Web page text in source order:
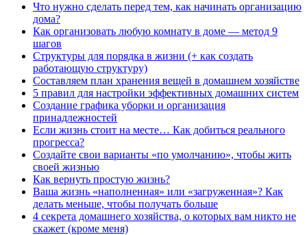
Что нужно сделать перед тем, как начинать организацию
дома?
Как организовать любую комнату в доме — метод 9
шагов
Структуры для порядка в жизни (+ как создать
работающую структуру)
Составляем план хранения вещей в домашнем хозяйстве
5 правил для настройки эффективных домашних систем
Создание графика уборки и организация
принадлежностей
Если жизнь стоит на месте… Как добиться реального
прогресса?
Создайте свои варианты «по умолчанию», чтобы жить
своей жизнью
Как вернуть простую жизнь?
Ваша жизнь «наполненная» или «загруженная»? Как
делать меньше, чтобы получать больше
4 секрета домашнего хозяйства, о которых вам никто не
скажет (кроме меня)